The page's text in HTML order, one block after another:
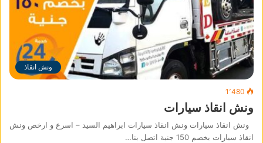
ونش انقاذ
1٬480
ونش انقاذ سيارات
ونش انقاذ سيارات ونش انقاذ سيارات ابراهيم السيد – اسرع و ارخص ونش
انقاذ سيارات بخصم 150 جنية اتصل بنا…